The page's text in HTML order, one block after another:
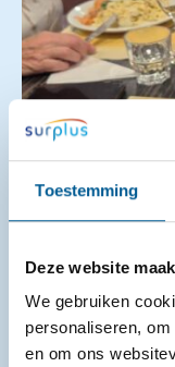
Toestemming
Deze website
We gebruiken
personaliseren,
en om ons
Eet gezellig
04-06-2026
Pluspunt Oud-
bewoners
een heerlijke